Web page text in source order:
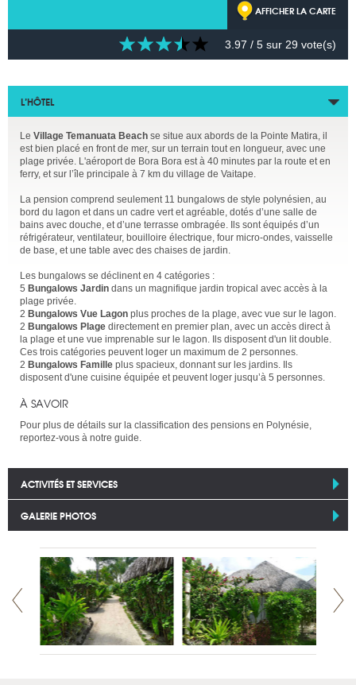
AFFICHER LA CARTE
3.97 / 5 sur 29 vote(s)
L’HÔTEL
Le Village Temanuata Beach se situe aux abords de la Pointe Matira, il
est bien placé en front de mer, sur un terrain tout en longueur, avec une
plage privée. L'aéroport de Bora Bora est à 40 minutes par la route et en
ferry, et sur l’île principale à 7 km du village de Vaitape.
La pension comprend seulement 11 bungalows de style polynésien, au
bord du lagon et dans un cadre vert et agréable, dotés d’une salle de
bains avec douche, et d’une terrasse ombragée. Ils sont équipés d’un
réfrigérateur, ventilateur, bouilloire électrique, four micro-ondes, vaisselle
de base, et une table avec des chaises de jardin.
Les bungalows se déclinent en 4 catégories :
5 Bungalows Jardin dans un magnifique jardin tropical avec accès à la
plage privée.
2 Bungalows Vue Lagon plus proches de la plage, avec vue sur le lagon.
2 Bungalows Plage directement en premier plan, avec un accès direct à
la plage et une vue imprenable sur le lagon. Ils disposent d'un lit double.
Ces trois catégories peuvent loger un maximum de 2 personnes.
2 Bungalows Famille plus spacieux, donnant sur les jardins. Ils
disposent d'une cuisine équipée et peuvent loger jusqu’à 5 personnes.
À SAVOIR
Pour plus de détails sur la classification des pensions en Polynésie,
reportez-vous à notre guide.
ACTIVITÉS ET SERVICES
GALERIE PHOTOS